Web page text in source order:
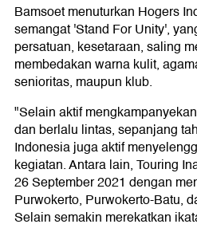
Bamsoet menuturkan Hogers
semangat 'Stand For Unity',
persatuan, kesetaraan, saling
membedakan warna kulit,
senioritas, maupun klub.
"Selain aktif
dan berlalu lintas, sepanjang
Indonesia juga aktif
kegiatan. Antara lain, Touring
26 September 2021 dengan
Purwokerto, Purwokerto-Batu,
Selain semakin merekatkan